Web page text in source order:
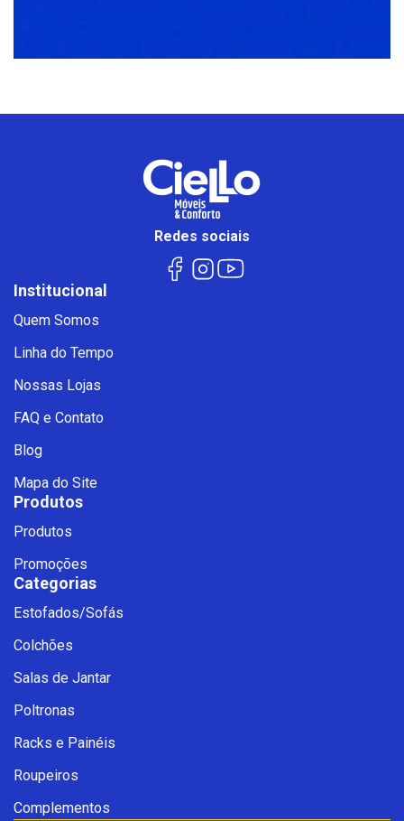
Redes sociais
Institucional
Quem Somos
Linha do Tempo
Nossas Lojas
FAQ e Contato
Blog
Mapa do Site
Produtos
Produtos
Promoções
Categorias
Estofados/Sofás
Colchões
Salas de Jantar
Poltronas
Racks e Painéis
Roupeiros
Complementos